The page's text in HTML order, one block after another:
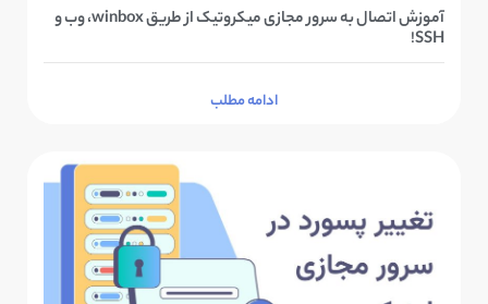
آموزش اتصال به سرور مجازی میکروتیک از طریق winbox، وب و
SSH!
ادامه مطلب